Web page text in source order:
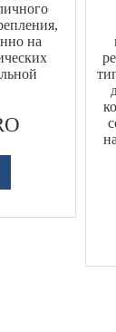
на